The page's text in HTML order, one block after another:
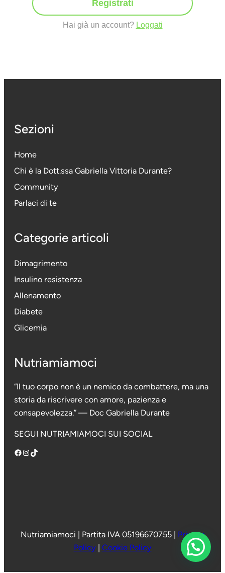
Registrati
Hai già un account? Loggati
Sezioni
Home
Chi è la Dott.ssa Gabriella Vittoria Durante?
Community
Parlaci di te
Categorie articoli
Dimagrimento
Insulino resistenza
Allenamento
Diabete
Glicemia
Nutriamiamoci
“Il tuo corpo non è un nemico da combattere, ma una
storia da riscrivere con amore, pazienza e
consapevolezza.” — Doc Gabriella Durante
SEGUI NUTRIAMIAMOCI SUI SOCIAL
Facebook InstagramTikTok
Nutriamiamoci Partita IVA 05196670755 | Privacy
Policy| Cookie Policy